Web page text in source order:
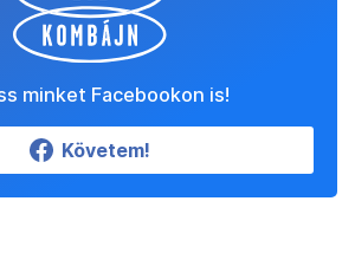
minket Facebookon is!
Követem!